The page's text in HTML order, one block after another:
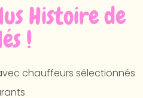
Histoire de
!
chauffeurs sélectionnés